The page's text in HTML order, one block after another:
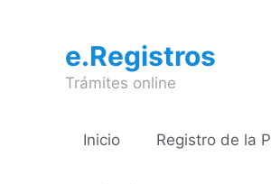
contenidoe.Registros
Trámites online
Inicio Registro de la